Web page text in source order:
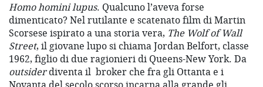
Homo homini lupus. Qualcuno l’aveva forse
dimenticato? Nel rutilante e scatenato film di Martin
Scorsese ispirato a una storia vera, The Wolf of Wall
Street, il giovane lupo si chiama Jordan Belfort, classe
1962, figlio di due ragionieri di Queens-New York. Da
outsiderdiventa il broker che fra gli Ottanta e i